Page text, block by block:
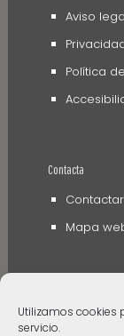
Utilizamos cookies
servicio.
Aviso
Política de
Contacta
Contactar
Mapa